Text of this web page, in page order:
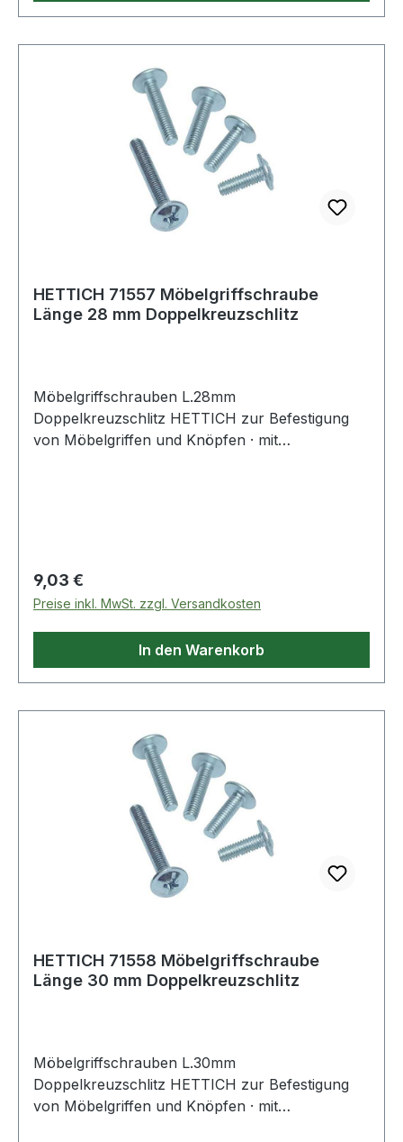
HETTICH 71557 Möbelgriffschraube
Länge 28 mm Doppelkreuzschlitz
Möbelgriffschrauben L.28mm
Doppelkreuzschlitz HETTICH zur Befestigung
von Möbelgriffen und Knöpfen · mit
Regulärer Preis:
9,03 €
Preise inkl. MwSt. zzgl. Versandkosten
In den Warenkorb
HETTICH 71558 Möbelgriffschraube
Länge 30 mm Doppelkreuzschlitz
Möbelgriffschrauben L.30mm
Doppelkreuzschlitz HETTICH zur Befestigung
von Möbelgriffen und Knöpfen · mit